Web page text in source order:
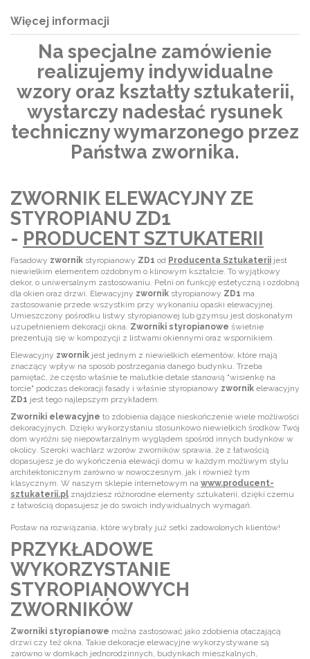
Więcej informacji
Na specjalne zamówienie
realizujemy indywidualne
wzory oraz kształty sztukaterii,
wystarczy nadesłać rysunek
techniczny wymarzonego przez
Państwa zwornika.
ZWORNIK ELEWACYJNY ZE
STYROPIANU ZD1
- PRODUCENT SZTUKATERII
Fasadowy zwornik styropianowy ZD1 od Producenta Sztukaterii jest
niewielkim elementem ozdobnym o klinowym kształcie. To wyjątkowy
dekor, o uniwersalnym zastosowaniu. Pełni on funkcję estetyczną i ozdobną
dla okien oraz drzwi. Elewacyjny zwornik styropianowy ZD1 ma
zastosowanie przede wszystkim przy wykonaniu opaski elewacyjnej.
Umieszczony pośrodku listwy styropianowej lub gzymsu jest doskonałym
uzupełnieniem dekoracji okna. Zworniki styropianowe świetnie
prezentują się w kompozycji z listwami okiennymi oraz wspornikiem.
Elewacyjny zwornik jest jednym z niewielkich elementów, które mają
znaczący wpływ na sposób postrzegania danego budynku. Trzeba
pamiętać, że często właśnie te malutkie detale stanowią "wisienkę na
torcie" podczas dekoracji fasady i właśnie styropianowy zwornik elewacyjny
ZD1 jest tego najlepszym przykładem.
Zworniki elewacyjne to zdobienia dające nieskończenie wiele możliwości
dekoracyjnych. Dzięki wykorzystaniu stosunkowo niewielkich środków Twój
dom wyróżni się niepowtarzalnym wyglądem spośród innych budynków w
okolicy. Szeroki wachlarz wzorów zworników sprawia, że z łatwością
dopasujesz je do wykończenia elewacji domu w każdym możliwym stylu
architektonicznym zarówno w nowoczesnym, jak i również tym
klasycznym. W naszym sklepie internetowym na www.producent-
sztukaterii.pl znajdziesz różnorodne elementy sztukaterii, dzięki czemu
z łatwością dopasujesz je do swoich indywidualnych wymagań.
Postaw na rozwiązania, które wybrały już setki zadowolonych klientów!
PRZYKŁADOWE
WYKORZYSTANIE
STYROPIANOWYCH
ZWORNIKÓW
Zworniki styropianowe można zastosować jako zdobienia otaczającą
drzwi czy też okna. Takie dekoracje elewacyjne wykorzystywane są
zarówno w domkach jednorodzinnych, budynkach mieszkalnych,